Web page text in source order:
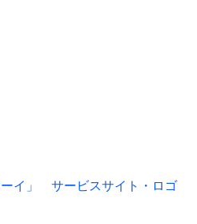
ーイ」 サービスサイト・ロゴ